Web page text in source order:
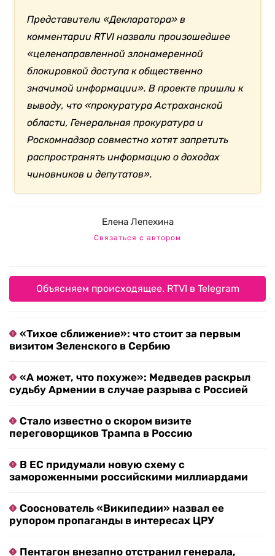
Представители «Декларатора» в
комментарии RTVI назвали произошедшее
«целенаправленной злонамеренной
блокировкой доступа к общественно
значимой информации». В проекте пришли к
выводу, что «прокуратура Астраханской
области, Генеральная прокуратура и
Роскомнадзор совместно хотят запретить
распространять информацию о доходах
чиновников и депутатов».
Елена Лепехина
Связаться с автором
Объясняем происходящее. RTVI в Telegram
«Тихое сближение»: что стоит за первым
визитом Зеленского в Сербию
«А может, что похуже»: Медведев раскрыл
судьбу Армении в случае разрыва с Россией
Стало известно о скором визите
переговорщиков Трампа в Россию
В ЕС придумали новую схему с
замороженными российскими миллиардами
Сооснователь «Википедии» назвал ее
рупором пропаганды в интересах ЦРУ
Пентагон внезапно отстранил генерала,